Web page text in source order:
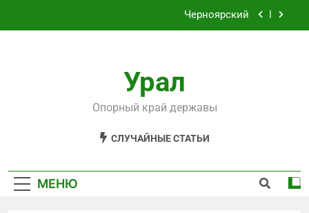
Черноярский
Староуткинск
Черноярский
Урал
Опорный край державы
СЛУЧАЙНЫЕ СТАТЬИ
МЕНЮ